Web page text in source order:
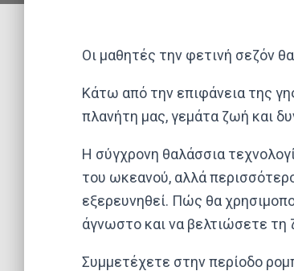
Οι μαθητές την φετινή σεζόν
Κάτω από την επιφάνεια της
πλανήτη μας, γεμάτα ζωή και
Η σύγχρονη θαλάσσια
του ωκεανού, αλλά
εξερευνηθεί. Πώς θα
άγνωστο και να βελτιώσετε
Συμμετέχετε στην περίοδο